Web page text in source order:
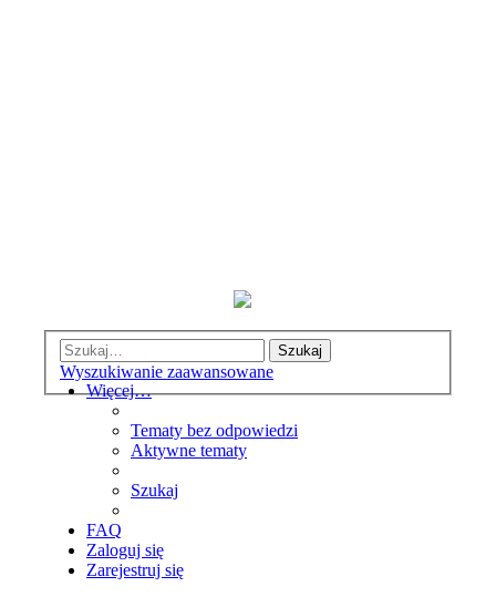
Szukaj
Wyszukiwanie zaawansowane
Więcej…
Tematy bez odpowiedzi
Aktywne tematy
Szukaj
FAQ
Zaloguj się
Zarejestruj się